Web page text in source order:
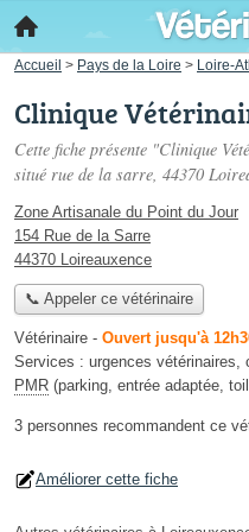
Accueil > Pays de la Loire > Loire-
Clinique
Cette fiche présente "Clinique
situé rue de la sarre, 44370
Zone Artisanale du Point du Jour
154 Rue de la Sarre
44370 Loireauxence
📞 Appeler ce vétérinaire
Vétérinaire - Ouvert jusqu'à
Services : urgences vétérinaires,
PMR (parking, entrée adaptée,
3 personnes recommandent ce
Améliorer cette fiche